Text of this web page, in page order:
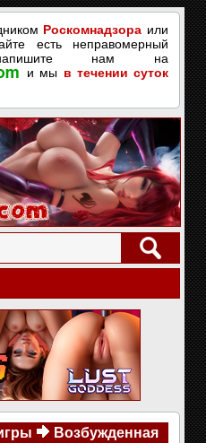
Роскомнадзора или
есть неправомерный
нам на
и мы в течении суток
Возбужденная